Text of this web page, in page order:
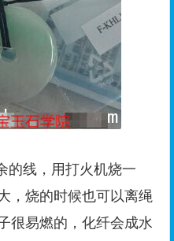
的线，用打火机烧一
，烧的时候也可以离绳
很易燃的，化纤会成水